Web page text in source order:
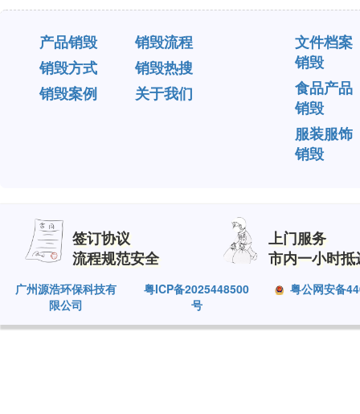
产品销毁
销毁流程
销毁方式
销毁热搜
销毁案例
关于我们
文件档案
销毁
食品产品
销毁
服装服饰
销毁
签订协议
流程规范安全
上门服务
市内一小时抵
广州源浩环保科技有
限公司
粤ICP备2025448500
号
粤公网安备